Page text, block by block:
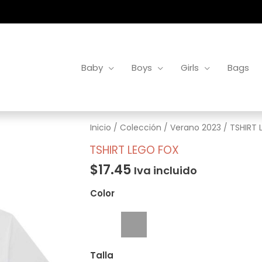
Baby Boys Girls Bags
Inicio / Colección / Verano 2023 / TSHIRT
TSHIRT LEGO FOX
$17.45 Iva incluido
Color
Talla
TSHIRT
LEGO
cantidad